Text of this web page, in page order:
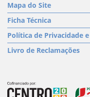
Mapa do Site
Ficha Técnica
Política de Privacidade
Livro de Reclamações